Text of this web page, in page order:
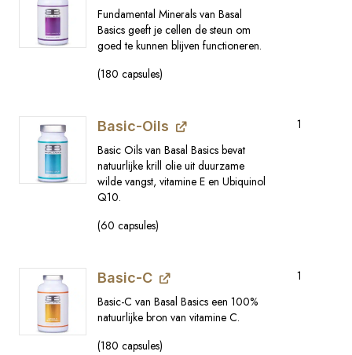
Fundamental Minerals van Basal
Basics geeft je cellen de steun om
goed te kunnen blijven functioneren.
(180 capsules)
Basic-Oils
Basic Oils van Basal Basics bevat
natuurlijke krill olie uit duurzame
wilde vangst, vitamine E en Ubiquinol
Q10.
(60 capsules)
1
Basic-C
Basic-C van Basal Basics een 100%
natuurlijke bron van vitamine C.
(180 capsules)
1